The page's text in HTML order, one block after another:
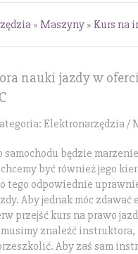
» Maszyny » Kurs na
nauki jazdy w
Elektronarzędzia /
samochodu będzie
być również jego
tego odpowiednie
Aby jednak móc zdawać
przejść kurs na prawo
musimy znaleźć
Aby zaś sam